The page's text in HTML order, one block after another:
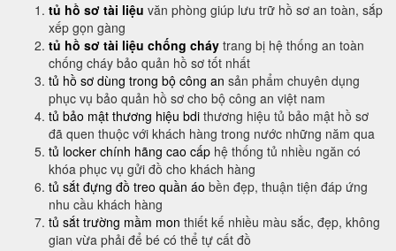
tủ hồ sơ tài liệu văn phòng giúp lưu trữ hồ sơ an toàn, sắp
xếp gọn gàng
tủ hồ sơ tài liệu chống cháy trang bị hệ thống an toàn
chống cháy bảo quản hồ sơ tốt nhất
tủ hồ sơ dùng trong bộ công an sản phẩm chuyên dụng
phục vụ bảo quản hồ sơ cho bộ công an việt nam
tủ bảo mật thương hiệu bdi thương hiệu tủ bảo mật hồ sơ
đã quen thuộc với khách hàng trong nước những năm qua
tủ locker chính hãng cao cấp hệ thống tủ nhiều ngăn có
khóa phục vụ gửi đồ cho khách hàng
tủ sắt đựng đồ treo quần áo bền đẹp, thuận tiện đáp ứng
nhu cầu khách hàng
tủ sắt trường mầm mon thiết kế nhiều màu sắc, đẹp, không
gian vừa phải để bé có thể tự cất đồ